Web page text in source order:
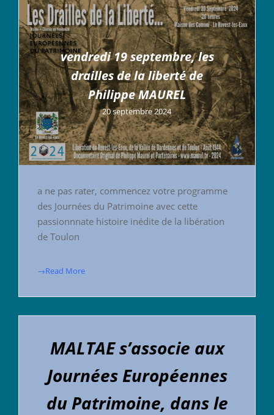
vendredi 19 septembre, les
drailles de la liberté de
Philippe MAUREL
20 septembre 2024
a ne pas rater, commencez votre programme
des Journées du Patrimoine avec cette
passionnnate histoire inédite de la libération
de Toulon
→Read More
MALTAE s’associe aux
Journées Européennes
du Patrimoine, dans le